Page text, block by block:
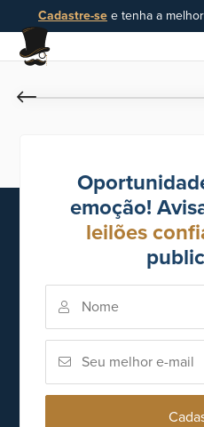
Cadastre-se e tenha a
emoção!
leilões